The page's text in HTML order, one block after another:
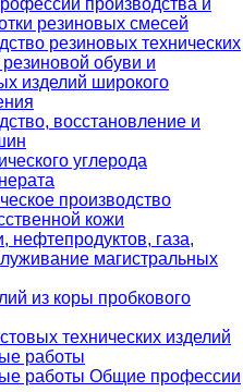
производства и
резиновых смесей
резиновых технических
резиновой обуви и
изделий широкого
восстановление и
углерода
производство
кожи
нефтепродуктов, газа,
магистральных
из коры пробкового
технических изделий
работы
работы Общие профессии